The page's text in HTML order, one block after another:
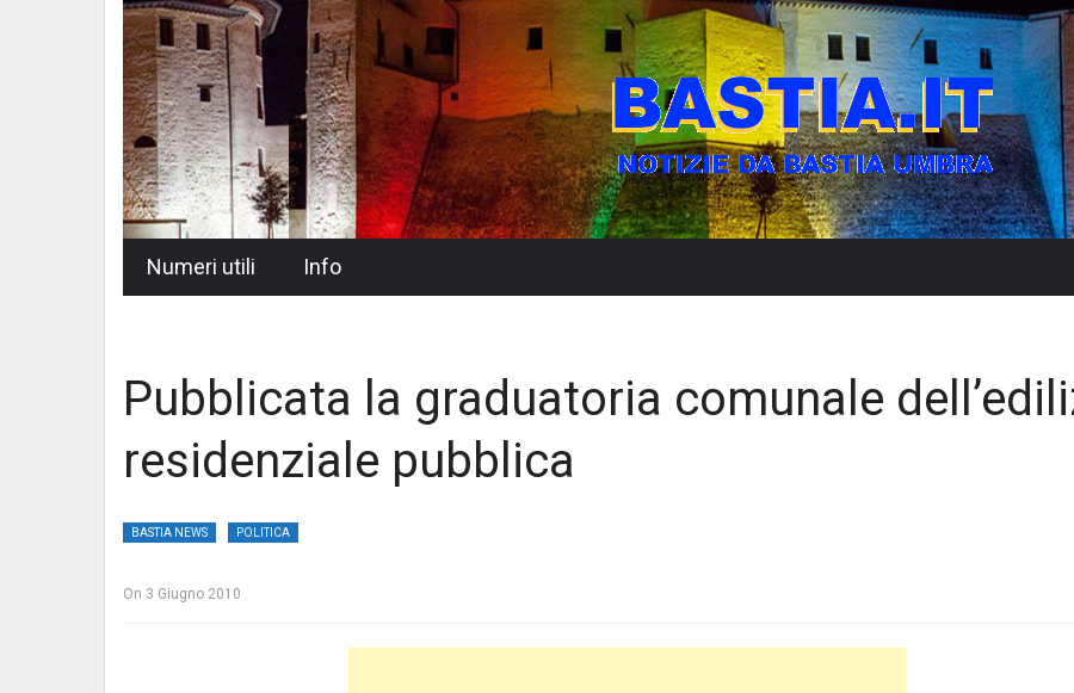
Numeri utili Info
Pubblicata la graduatoria comunale
residenziale pubblica
BASTIA NEWS POLITICA
On 3 Giugno 2010